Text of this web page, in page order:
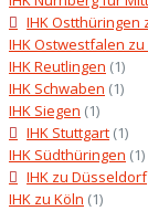
IHK Ostthüringen
IHK Ostwestfalen
IHK Reutlingen (1)
IHK Schwaben (1)
IHK Siegen (1)
IHK Stuttgart (1)
IHK Südthüringen (1)
IHK zu Düsseldorf
IHK zu Köln (1)